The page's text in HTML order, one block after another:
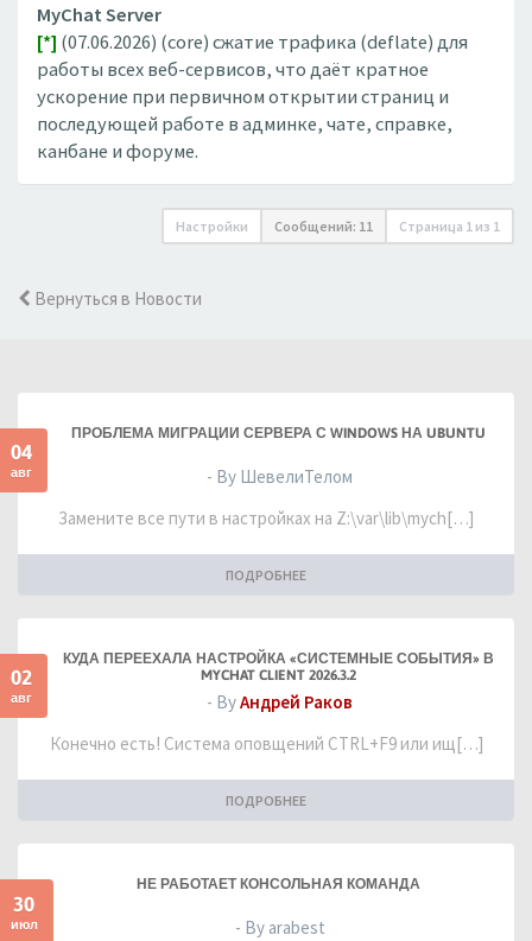
MyChat Server
[*] (07.06.2026) (core) сжатие трафика (deflate) для
работы всех веб-сервисов, что даёт кратное
ускорение при первичном открытии страниц и
последующей работе в админке, чате, справке,
канбане и форуме.
Настройки Сообщений: 11 Страница 1 из 1
Вернуться в Новости
04
авг
ПРОБЛЕМА МИГРАЦИИ СЕРВЕРА С WINDOWS НА UBUNTU
- By ШевелиТелом
Замените все пути в настройках на Z:\var\lib\mych[…]
ПОДРОБНЕЕ
02
авг
КУДА ПЕРЕЕХАЛА НАСТРОЙКА «СИСТЕМНЫЕ СОБЫТИЯ» В
MYCHAT CLIENT 2026.3.2
- ByАндрей Раков
Конечно есть! Система оповщений CTRL+F9 или ищ[…]
ПОДРОБНЕЕ
30
июл
НЕ РАБОТАЕТ КОНСОЛЬНАЯ КОМАНДА
- By arabest